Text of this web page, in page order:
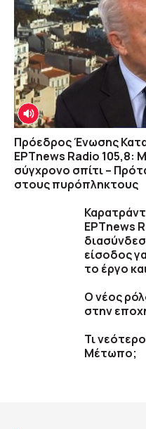
Πρόεδρος Ένωσης
ΕΡΤnews Radio 105,8:
σύγχρονο σπίτι –
στους πυρόπληκτους
ΕΡΤnews
είσοδος
το έργο
O νέος
στην
Τι
Μέτωπο;